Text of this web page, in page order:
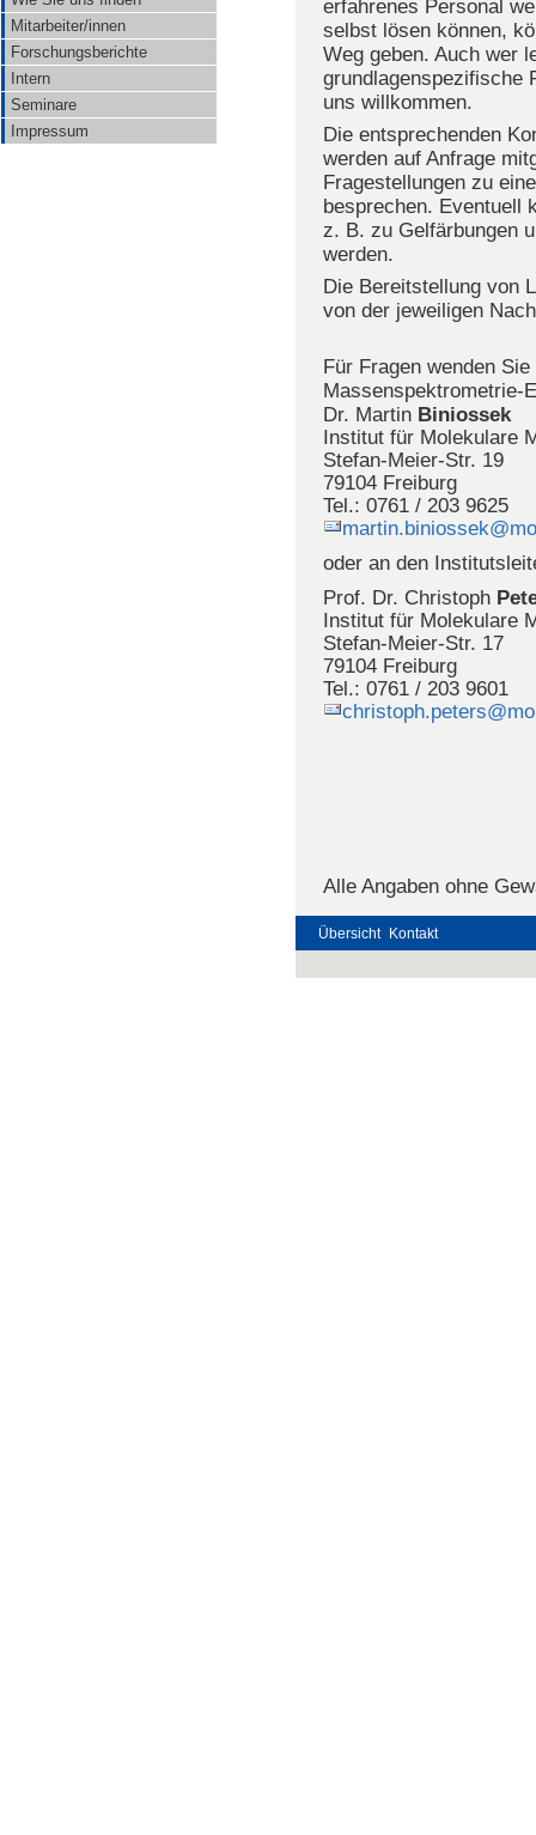
Mitarbeiter/innen
Forschungsberichte
Intern
Seminare
Impressum
erfahrenes Personal
selbst lösen können,
Weg geben. Auch wer
grundlagenspezifische
uns willkommen.
Die entsprechenden
werden auf Anfrage
Fragestellungen zu
besprechen. Eventuell
z. B. zu Gelfärbungen
werden.
Die Bereitstellung von
von der jeweiligen
Für Fragen wenden
Massenspektrometrie-
Dr. Martin Biniossek
Institut für Molekulare
Stefan-Meier-Str. 19
79104 Freiburg
Tel.: 0761 / 203 9625
oder an den
Prof. Dr. Christoph
Institut für Molekulare
Stefan-Meier-Str. 17
79104 Freiburg
Tel.: 0761 / 203 9601
Alle Angaben ohne
Übersicht Kontakt